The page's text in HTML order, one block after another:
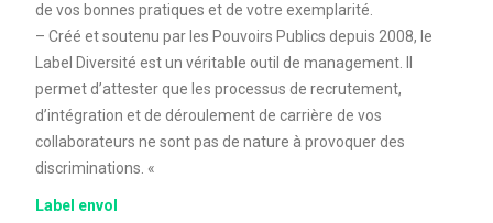
de vos bonnes pratiques et de votre exemplarité.
– Créé et soutenu par les Pouvoirs Publics depuis 2008, le
Label Diversité est un véritable outil de management. Il
permet d’attester que les processus de recrutement,
d’intégration et de déroulement de carrière de vos
collaborateurs ne sont pas de nature à provoquer des
discriminations. «
Label envol